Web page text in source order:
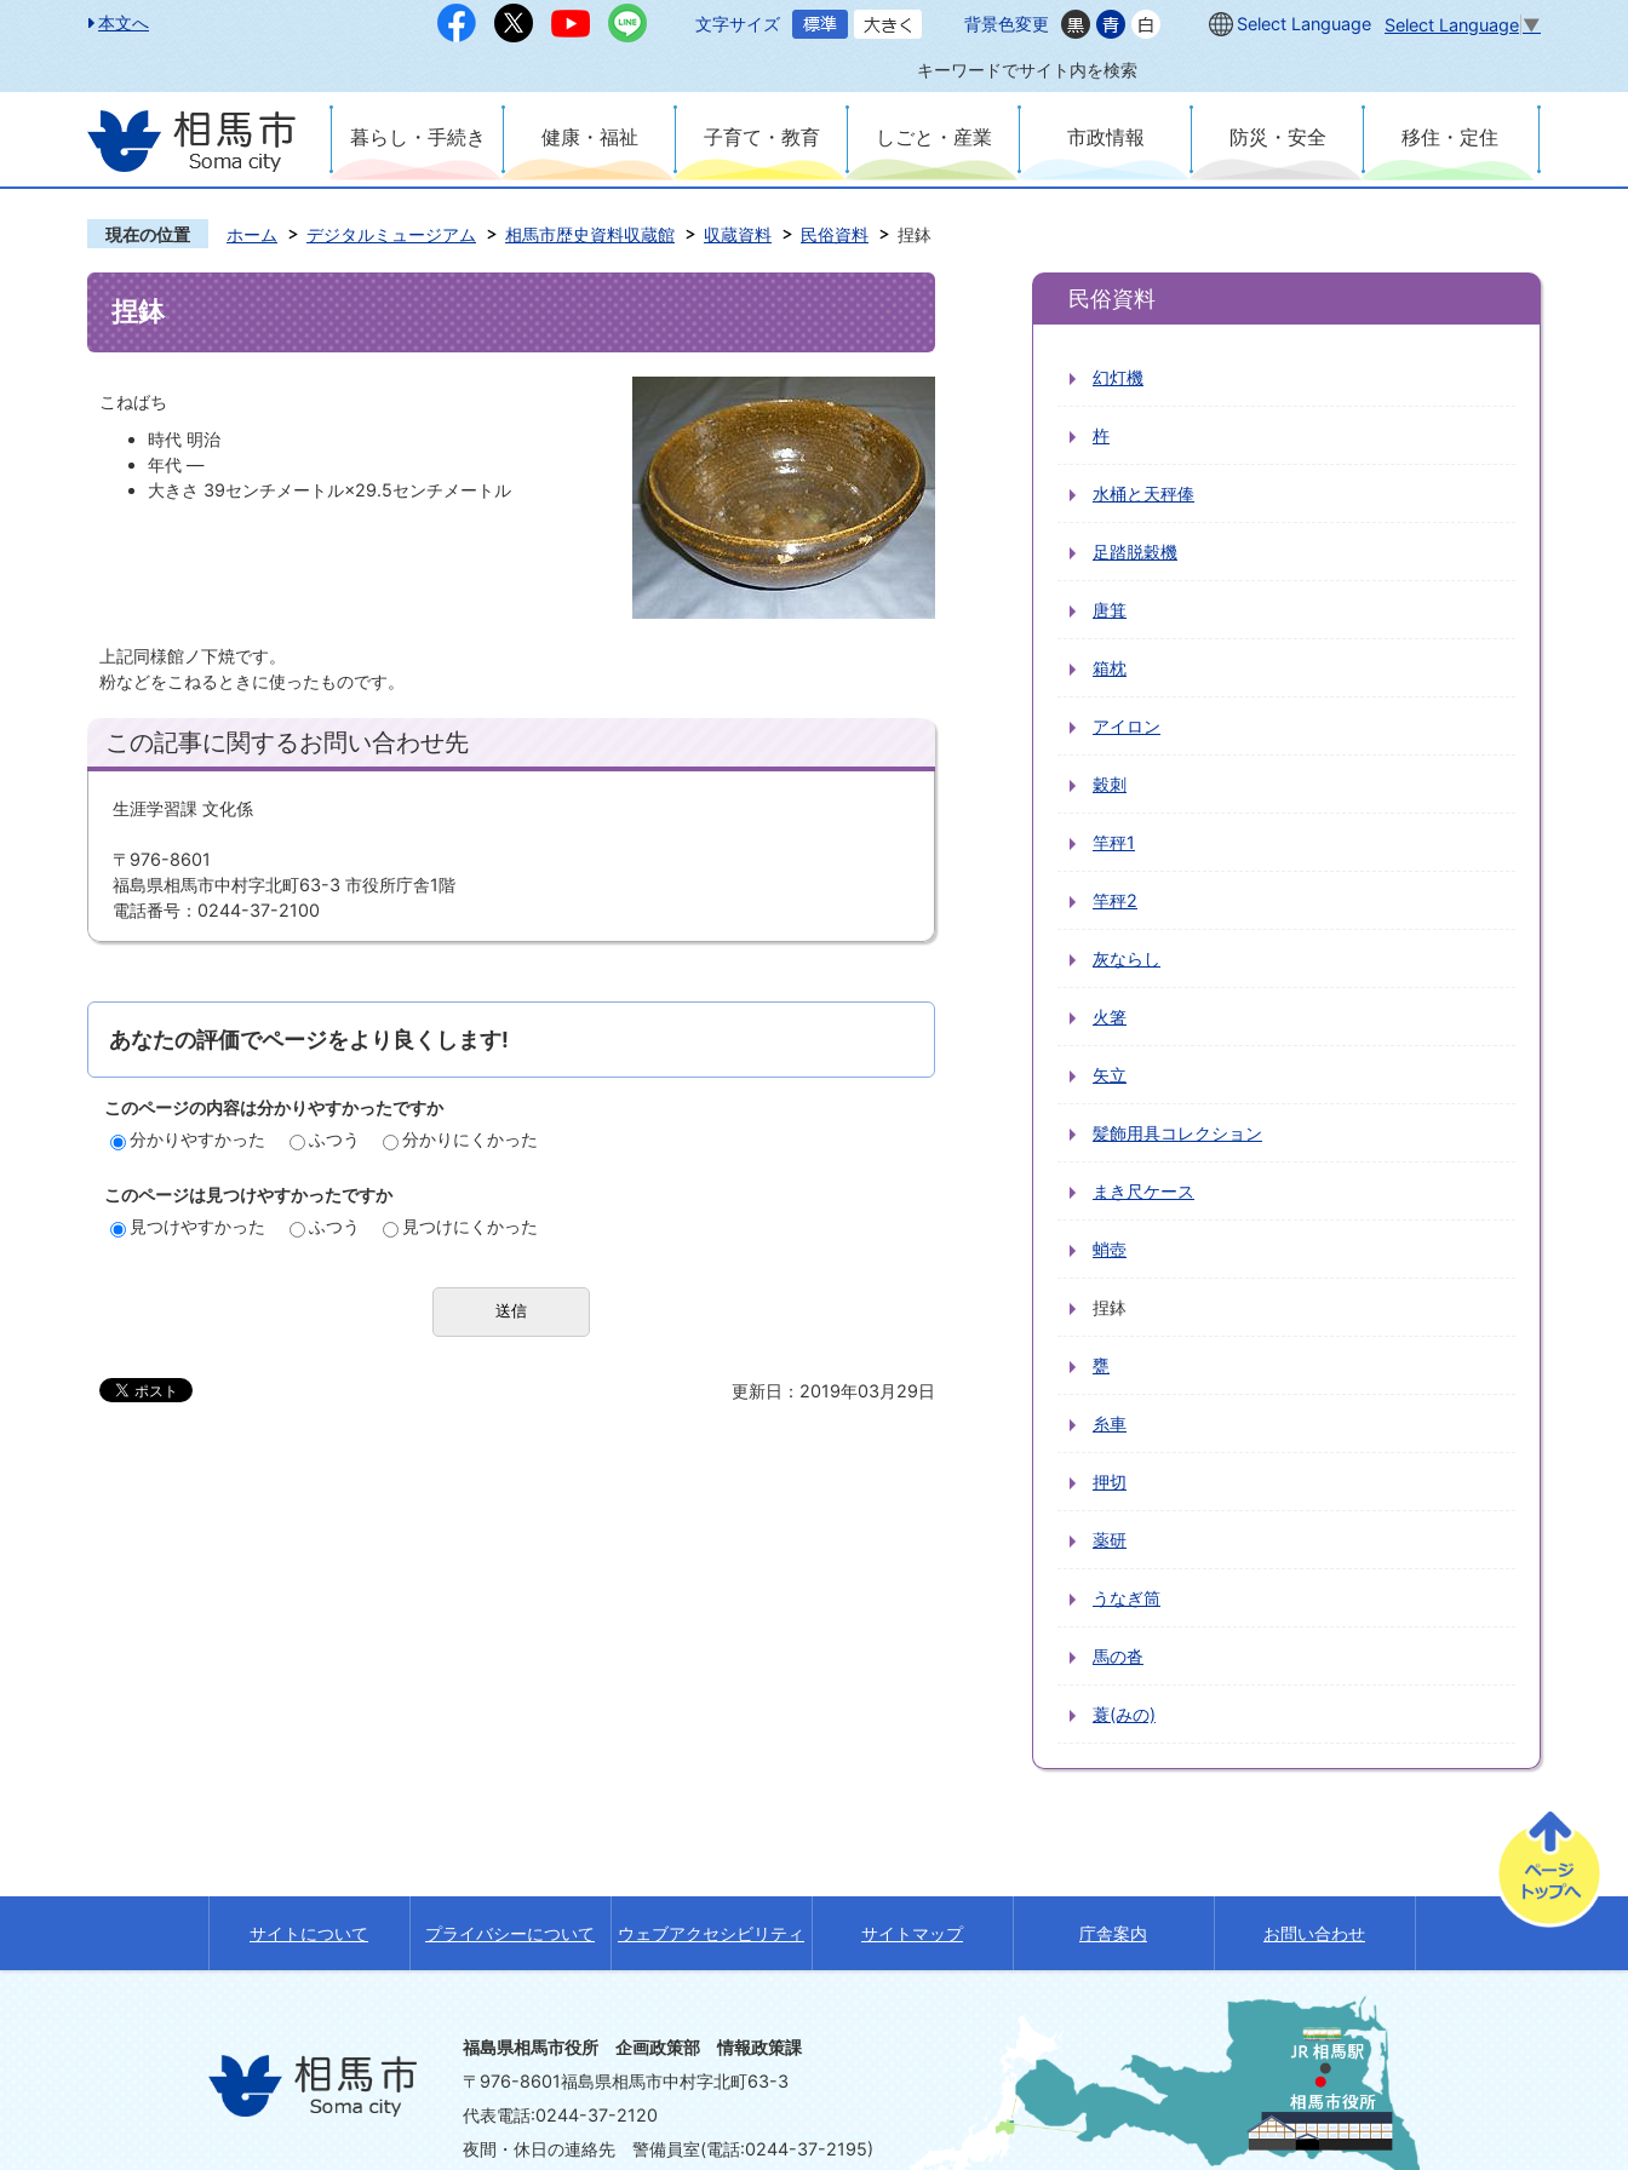
本文へ 文字サイズ 背景色変更 Select Language Select Language ▼
キーワードでサイト内を検索
暮らし・手続き 健康・福祉 子育て・教育 しごと・産業 市政情報 防災・安全 移住・定住
現在の位置 ホーム デジタルミュージアム 相馬市歴史資料収蔵館 収蔵資料 民俗資料 捏鉢
捏鉢
こねばち
時代 明治
年代 ―
大きさ 39センチメートル×29.5センチメートル
上記同様館ノ下焼です。
粉などをこねるときに使ったものです。
この記事に関するお問い合わせ先
生涯学習課 文化係
〒976-8601
福島県相馬市中村字北町63-3 市役所庁舎1階
電話番号：0244-37-2100
あなたの評価でページをより良くします!
このページの内容は分かりやすかったですか
分かりやすかった
ふつう 分かりにくかった
このページは見つけやすかったですか
見つけやすかった
ふつう 見つけにくかった
更新日：2019年03月29日
民俗資料
幻灯機
杵
水桶と天秤俸
足踏脱穀機
唐箕
箱枕
アイロン
穀刺
竿秤1
竿秤2
灰ならし
火箸
矢立
髪飾用具コレクション
まき尺ケース
蛸壺
捏鉢
甕
糸車
押切
薬研
うなぎ筒
馬の沓
蓑(みの)
サイトについて プライバシーについて ウェブアクセシビリティ サイトマップ 庁舎案内 お問い合わせ
福島県相馬市役所 企画政策部 情報政策課
〒976-8601福島県相馬市中村字北町63-3
代表電話:0244-37-2120
夜間・休日の連絡先 警備員室(電話:0244-37-2195)